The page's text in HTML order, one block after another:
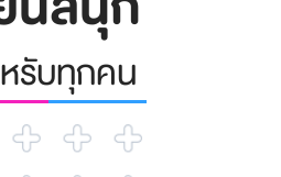
รับทุกคน